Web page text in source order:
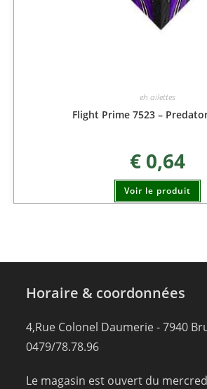
eh ailettes
Flight Prime 7523 –
€0,64
Voir le produit
Horaire & coordonnées
4,Rue Colonel Daumerie - 7940
0479/78.78.96
Le magasin est ouvert du